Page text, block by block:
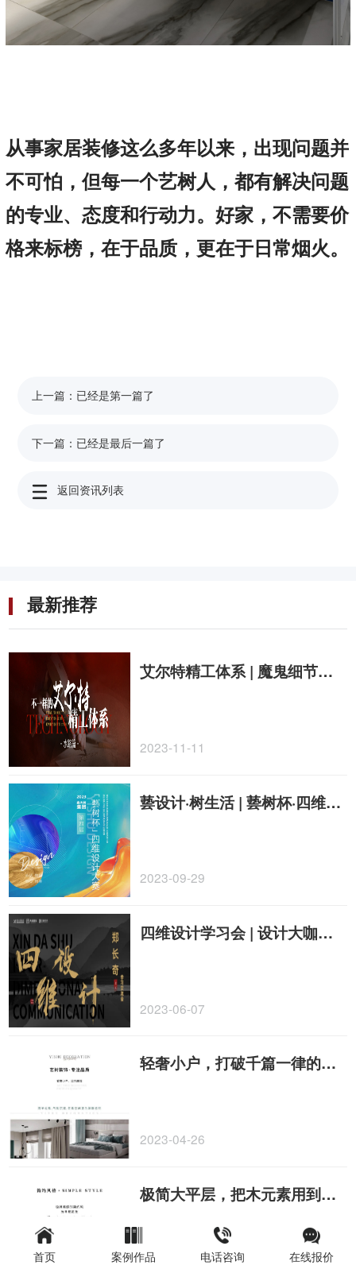
从事家居装修这么多年以来，出现问题并
不可怕，但每一个艺树人，都有解决问题
的专业、态度和行动力。好家，不需要价
格来标榜，在于品质，更在于日常烟火。
上一篇： 已经是第一篇了
下一篇： 已经是最后一篇了
返回资讯列表
最新推荐
艾尔特精工体系 | 魔鬼细节工艺大揭秘「水路篇」
2023-11-11
兿设计·树生活 | 兿树杯·四维设计大赛圆满闭幕！
2023-09-29
四维设计学习会 | 设计大咖老K亲临现场，传授设计心得
2023-06-07
轻奢小户，打破千篇一律的高级灰，只需要点缀一抹绿！
2023-04-26
极简大平层，把木元素用到极致，也可以创造层次丰富的优雅质感！
首页 案例作品 电话咨询 在线报价